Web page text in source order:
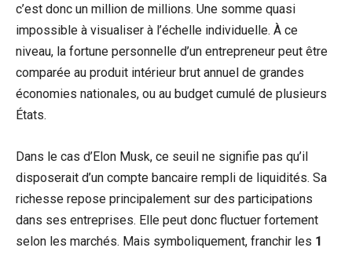
c’est donc un million de millions. Une somme quasi
impossible à visualiser à l’échelle individuelle. À ce
niveau, la fortune personnelle d’un entrepreneur peut être
comparée au produit intérieur brut annuel de grandes
économies nationales, ou au budget cumulé de plusieurs
États.
Dans le cas d’Elon Musk, ce seuil ne signifie pas qu’il
disposerait d’un compte bancaire rempli de liquidités. Sa
richesse repose principalement sur des participations
dans ses entreprises. Elle peut donc fluctuer fortement
selon les marchés. Mais symboliquement, franchir les 1